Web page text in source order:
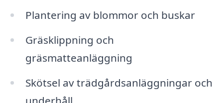
Plantering av blommor och buskar
Gräsklippning och
gräsmatteanläggning
Skötsel av trädgårdsanläggningar och